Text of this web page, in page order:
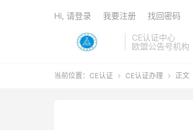
CE认证中心
欧盟公告号机构
Hi, 请登录 我要注册 找回密码
当前位置： CE认证  CE认证办理  正文